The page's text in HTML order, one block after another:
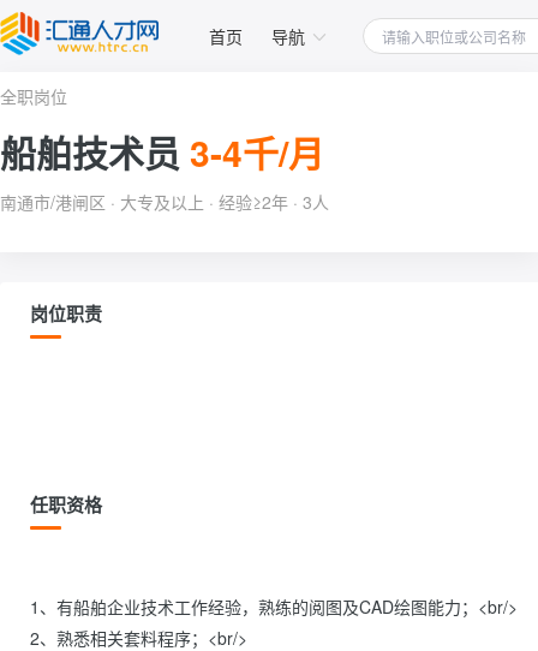
首页 导航
全职岗位
船舶技术员 3-4千/月
南通市/港闸区 · 大专及以上 · 经验≥2年 · 3人
岗位职责
任职资格
1、有船舶企业技术工作经验，熟练的阅图及CAD绘图能力；<br/>
2、熟悉相关套料程序；<br/>